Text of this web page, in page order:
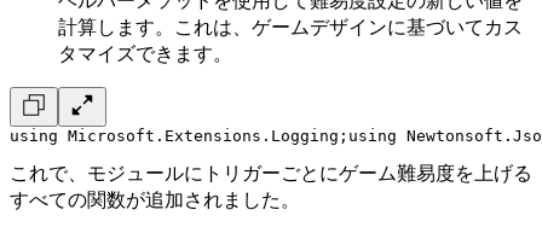
計算します。これは、ゲームデザインに基づいてカス
タマイズできます。
using Microsoft.Extensions.Logging; using
これで、モジュールにトリガーごとにゲーム難易度を上げる
すべての関数が追加されました。